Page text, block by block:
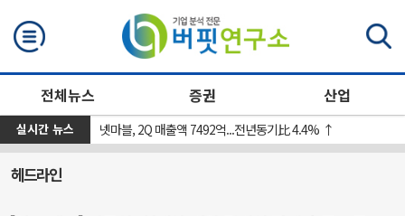
전체뉴스 증권 산업
실시간 뉴스
[장마감] 코스피 4.58%↓(6296.38), 코스닥 0.26%↑(801.67) 넷마블, 2Q 매출액 7492억...전년동기比 4.4% ↑
헤드라인
검색